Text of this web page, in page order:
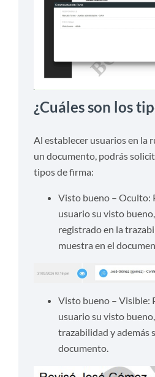
¿Cuáles son los
Al establecer usuarios en la
un documento, podrás
tipos de firma:
Visto bueno – Oculto:
usuario su visto
registrado en la
muestra en el
Visto bueno – Visible:
usuario su visto
trazabilidad y además
documento.